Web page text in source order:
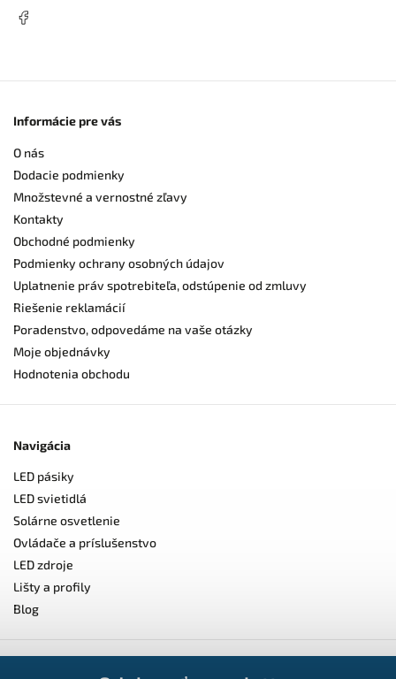
Informácie pre vás
O nás
Dodacie podmienky
Množstevné a vernostné zľavy
Kontakty
Obchodné podmienky
Podmienky ochrany osobných údajov
Uplatnenie práv spotrebiteľa, odstúpenie od zmluvy
Riešenie reklamácií
Poradenstvo, odpovedáme na vaše otázky
Moje objednávky
Hodnotenia obchodu
Navigácia
LED pásiky
LED svietidlá
Solárne osvetlenie
Ovládače a príslušenstvo
LED zdroje
Lišty a profily
Blog